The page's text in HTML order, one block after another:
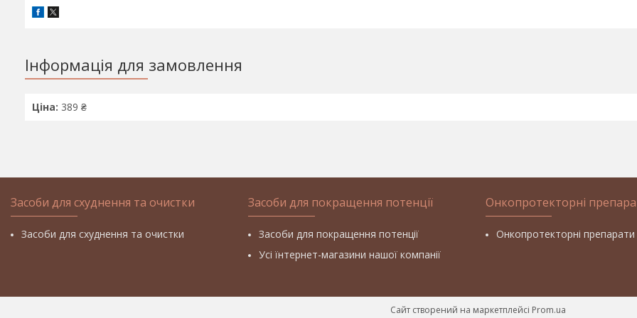
Інформація для замовлення
Ціна: 389 ₴
Засоби для схуднення та очистки
Засоби для схуднення та очистки
Засоби для покращення потенції
Засоби для покращення потенції
Усі їнтернет-магазини нашої компанії
Онкопротекторні
Онкопротекторні препарати
Сайт створений на маркетплейсі Prom.ua